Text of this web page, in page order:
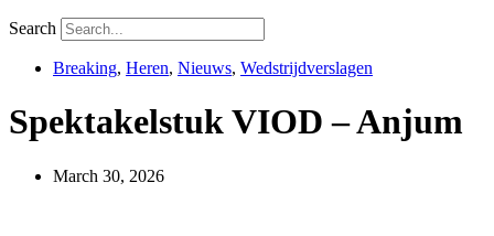
Search
Breaking, Heren, Nieuws, Wedstrijdverslagen
Spektakelstuk VIOD – Anjum
March 30, 2026